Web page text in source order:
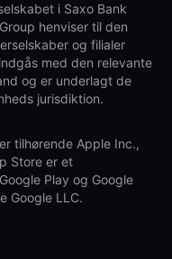
i Saxo Bank
henviser til den
og filialer
med den relevante
og er underlagt de
jurisdiktion.
tilhørende Apple Inc.,
Store er et
Play og Google
Google LLC.